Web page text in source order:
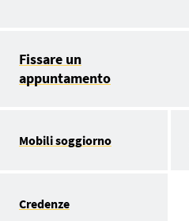
Fissare un
appuntamento
Mobili soggiorno
Credenze